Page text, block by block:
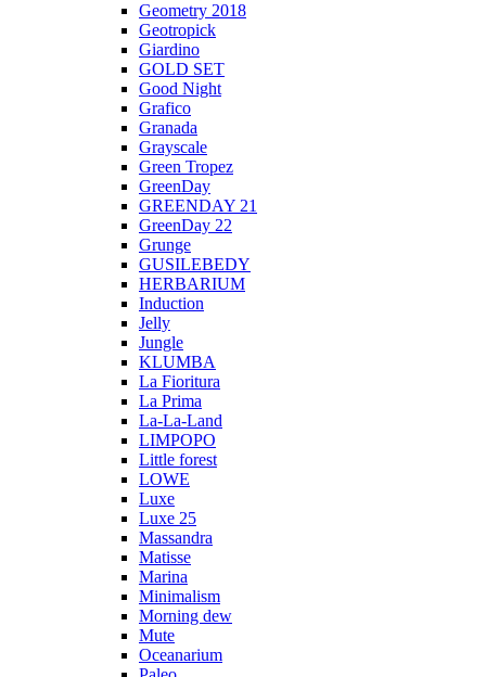
Geometry 2018
Geotropick
Giardino
GOLD SET
Good Night
Grafico
Granada
Grayscale
Green Tropez
GreenDay
GREENDAY 21
GreenDay 22
Grunge
GUSILEBEDY
HERBARIUM
Induction
Jelly
Jungle
KLUMBA
La Fioritura
La Prima
La-La-Land
LIMPOPO
Little forest
LOWE
Luxe
Luxe 25
Massandra
Matisse
Marina
Minimalism
Morning dew
Mute
Oceanarium